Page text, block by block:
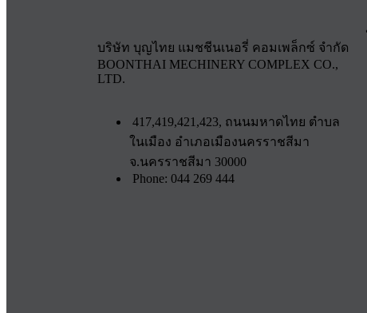
บริษัท บุญไทย แมชชีนเนอรี่ คอมเพล็กซ์ จำกัด
BOONTHAI MECHINERY COMPLEX CO.,
LTD.
417,419,421,423, ถนนมหาดไทย ตำบล
ในเมือง อำเภอเมืองนครราชสีมา
จ.นครราชสีมา 30000
Phone: 044 269 444